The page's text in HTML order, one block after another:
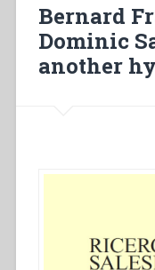
a
e
Bernard
Dominic
another